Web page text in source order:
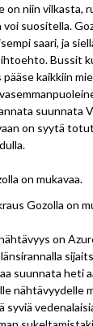
on niin vilkasta,
suositella.
saari, ja
Bussit
pääse kaikkiin
suunnata
on syytä
Gozolla on
on
suunnata heti
nähtävyydelle
syviä